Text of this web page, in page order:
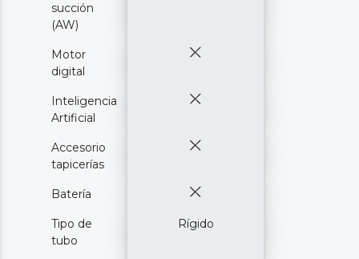
succión
(AW)
Motor
digital
Inteligencia
Artificial
Accesorio
tapicerías
Batería
Tipo de
tubo
Rígido